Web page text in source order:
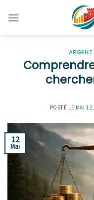
POSTÉ LE MAI
12
Mai